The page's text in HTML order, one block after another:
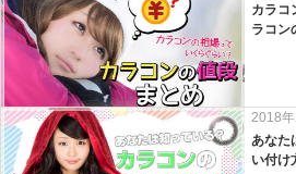
カラコ
ラコン
2018
あなた
い付け